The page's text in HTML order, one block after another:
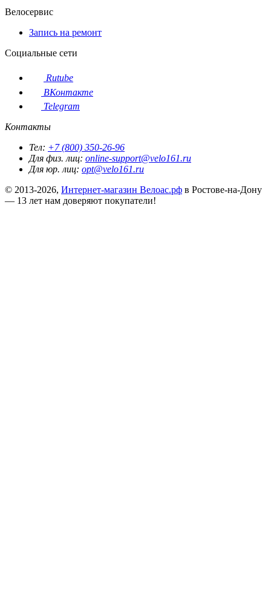
Велосервис
Запись на ремонт
Социальные сети
Rutube
ВКонтакте
Telegram
Контакты
Тел: +7 (800) 350-26-96
Для физ. лиц: online-support@velo161.ru
Для юр. лиц: opt@velo161.ru
© 2013-2026, Интернет-магазин Велоас.рф в Ростове-на-Дону
— 13 лет нам доверяют покупатели!